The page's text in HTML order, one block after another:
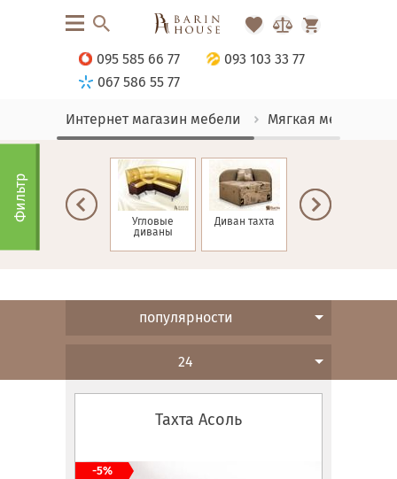
095 585 66 77
093 103 33 77
067 586 55 77
Интернет магазин мебели Мягкая мебель
Диваны для
Угловые
диваны
Диван тахта
Диваны
Фильтр
популярности
24
Тахта Асоль
-5%